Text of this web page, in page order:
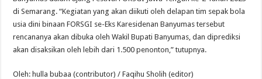
di Semarang. “Kegiatan yang akan diikuti oleh delapan tim sepak bola
usia dini binaan FORSGI se-Eks Karesidenan Banyumas tersebut
rencananya akan dibuka oleh Wakil Bupati Banyumas, dan diprediksi
akan disaksikan oleh lebih dari 1.500 penonton,” tutupnya.
Oleh: hulla bubaa (contributor) / Faqihu Sholih (editor)